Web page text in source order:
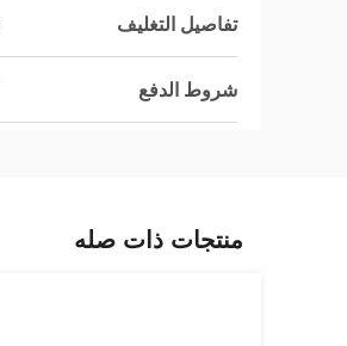
تفاصيل التغليف
شروط الدفع
منتجات ذات صله